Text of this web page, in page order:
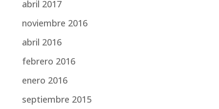
abril 2017
noviembre 2016
abril 2016
febrero 2016
enero 2016
septiembre 2015